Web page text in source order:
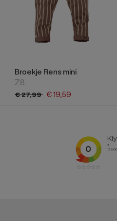
Broekje Rens mini
Z8
€27,99 €19,59